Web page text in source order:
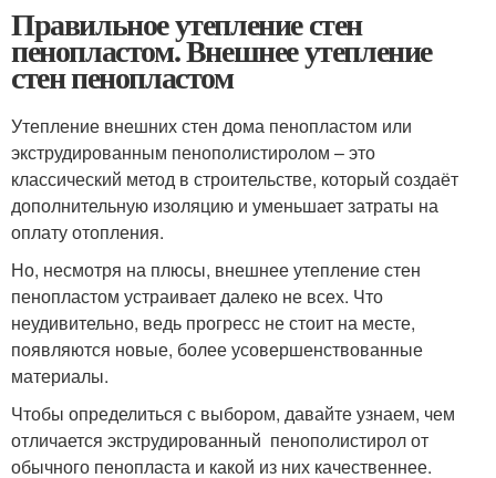
Правильное утепление стен
пенопластом. Внешнее утепление
стен пенопластом
Утепление внешних стен дома пенопластом или
экструдированным пенополистиролом – это
классический метод в строительстве, который создаёт
дополнительную изоляцию и уменьшает затраты на
оплату отопления.
Но, несмотря на плюсы, внешнее утепление стен
пенопластом устраивает далеко не всех. Что
неудивительно, ведь прогресс не стоит на месте,
появляются новые, более усовершенствованные
материалы.
Чтобы определиться с выбором, давайте узнаем, чем
отличается экструдированный пенополистирол от
обычного пенопласта и какой из них качественнее.